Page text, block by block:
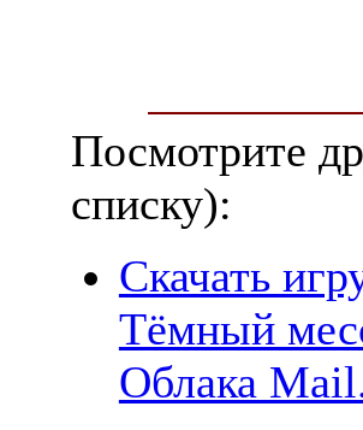
Посмотрите
списку):
Скачать
Тёмный
Облака